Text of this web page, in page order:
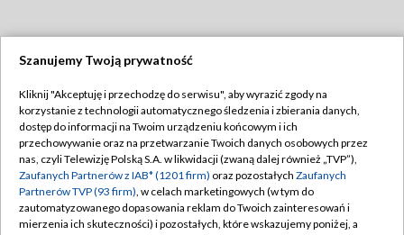
TVP
Abonament TVP
Emisja w TVP
Centrum informacji TVP
Naziemna Telewizja Cyfrowa
Regulamin TVP
Polityka prywatności
Moje zgody
Szanujemy Twoją prywatność
Kliknij "Akceptuję i przechodzę do serwisu", aby wyrazić zgody na
korzystanie z technologii automatycznego śledzenia i zbierania danych,
dostęp do informacji na Twoim urządzeniu końcowym i ich
przechowywanie oraz na przetwarzanie Twoich danych osobowych przez
nas, czyli Telewizję Polską S.A. w likwidacji (zwaną dalej również „TVP”),
Zaufanych Partnerów z IAB* (1201 firm) oraz pozostałych Zaufanych
Partnerów TVP (93 firm), w celach marketingowych (w tym do
zautomatyzowanego dopasowania reklam do Twoich zainteresowań i
mierzenia ich skuteczności) i pozostałych, które wskazujemy poniżej, a